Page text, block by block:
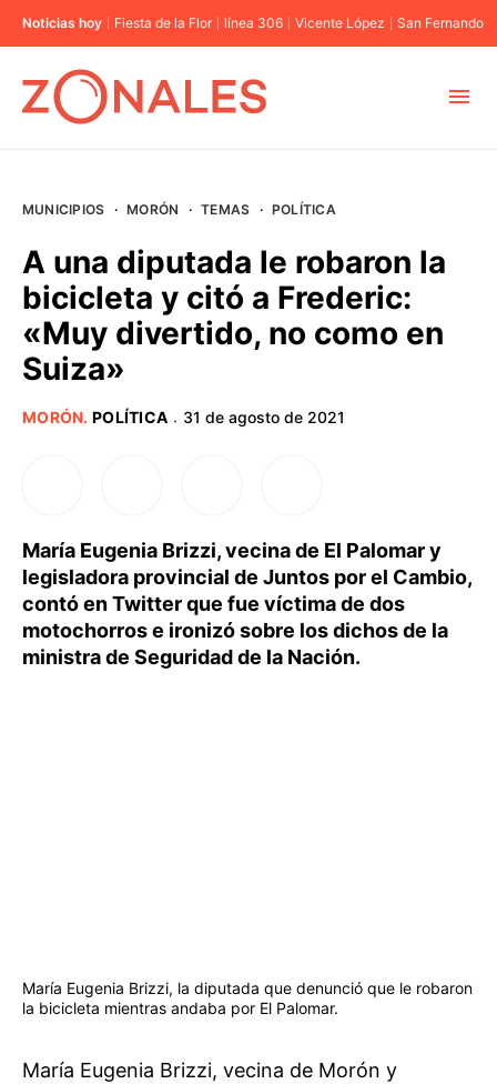
Noticias hoy Fiesta de la Flor línea 306 Vicente López San Fernando
BUENOS AIRES
PROVINCIAS
MUNICIPIOS · MORÓN · TEMAS · POLÍTICA
A una diputada le robaron la
bicicleta y citó a Frederic:
«Muy divertido, no como en
Suiza»
MORÓN. POLÍTICA · 31 de agosto de 2021
María Eugenia Brizzi, vecina de El Palomar y
legisladora provincial de Juntos por el Cambio,
contó en Twitter que fue víctima de dos
motochorros e ironizó sobre los dichos de la
ministra de Seguridad de la Nación.
María Eugenia Brizzi, la diputada que denunció que le robaron
la bicicleta mientras andaba por El Palomar.
María Eugenia Brizzi, vecina de Morón y